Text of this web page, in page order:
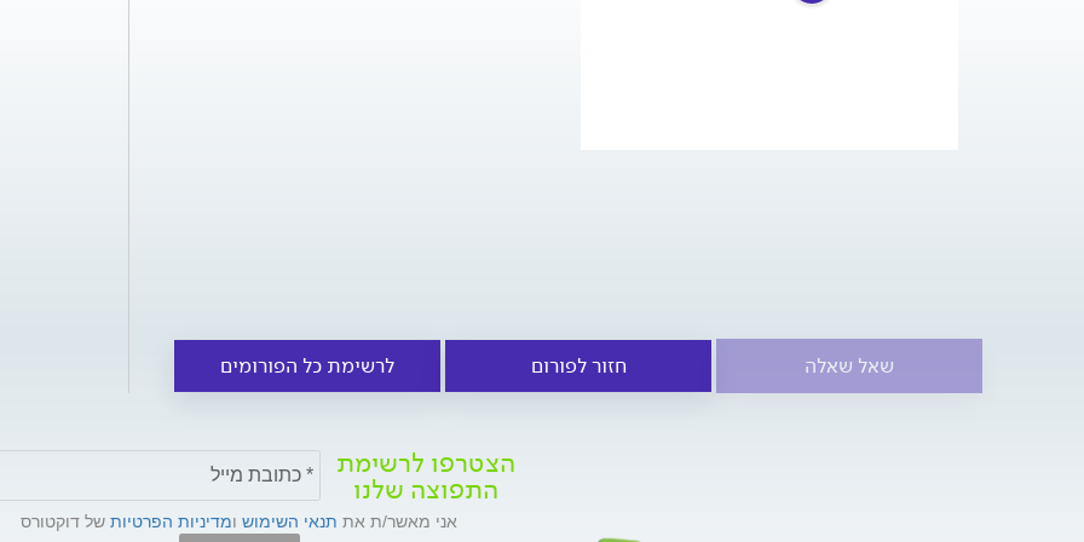
שאל שאלה חזור לפורום לרשימת כל הפורומים
הצטרפו לרשימת
התפוצה שלנו
אני מאשר/ת את תנאי השימוש ומדיניות הפרטיות של דוקטורס